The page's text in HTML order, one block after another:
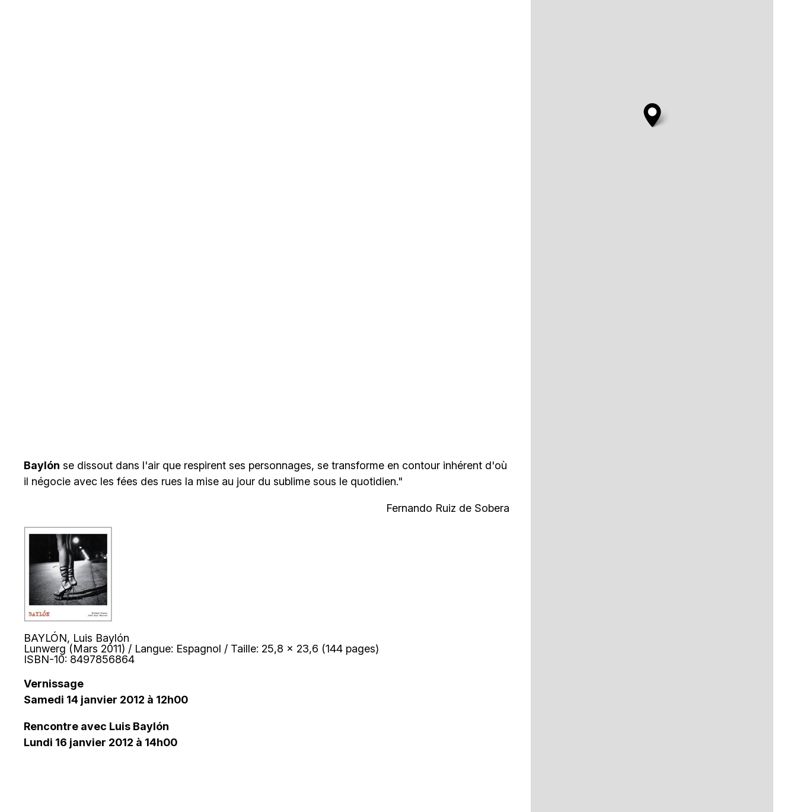
Baylón se dissout dans l'air que respirent ses personnages, se transforme en contour inhérent d'où
il négocie avec les fées des rues la mise au jour du sublime sous le quotidien."
Fernando Ruiz de Sobera
BAYLÓN, Luis Baylón
Lunwerg (Mars 2011) / Langue: Espagnol / Taille: 25,8 x 23,6 (144 pages)
ISBN-10: 8497856864
Vernissage
Samedi 14 janvier 2012 à 12h00
Rencontre avec Luis Baylón
Lundi 16 janvier 2012 à 14h00